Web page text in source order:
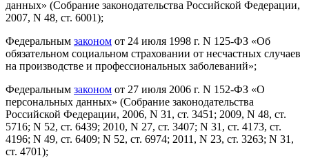
данных» (Собрание законодательства Российской Федерации,
2007, N 48, ст. 6001);
Федеральным законом от 24 июля 1998 г. N 125-ФЗ «Об
обязательном социальном страховании от несчастных случаев
на производстве и профессиональных заболеваний»;
Федеральным законом от 27 июля 2006 г. N 152-ФЗ «О
персональных данных» (Собрание законодательства
Российской Федерации, 2006, N 31, ст. 3451; 2009, N 48, ст.
5716; N 52, ст. 6439; 2010, N 27, ст. 3407; N 31, ст. 4173, ст.
4196; N 49, ст. 6409; N 52, ст. 6974; 2011, N 23, ст. 3263; N 31,
ст. 4701);